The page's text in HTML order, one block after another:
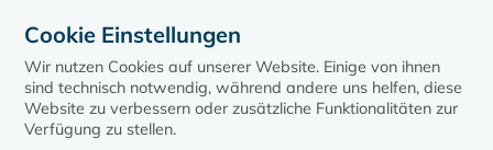
Cookie Einstellungen
Wir nutzen Cookies auf unserer Website. Einige von ihnen
sind technisch notwendig, während andere uns helfen, diese
Website zu verbessern oder zusätzliche Funktionalitäten zur
Verfügung zu stellen.